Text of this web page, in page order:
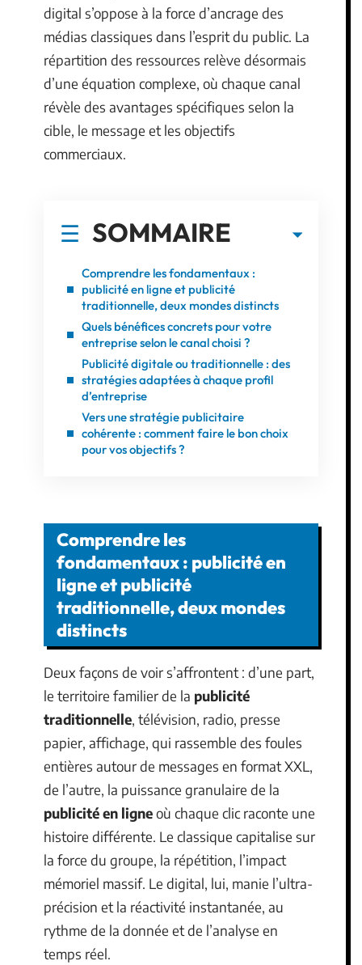
digital s’oppose à la force d’ancrage des
médias classiques dans l’esprit du public. La
répartition des ressources relève désormais
d’une équation complexe, où chaque canal
révèle des avantages spécifiques selon la
cible, le message et les objectifs
commerciaux.
SOMMAIRE
Comprendre les fondamentaux :
publicité en ligne et publicité
traditionnelle, deux mondes distincts
Quels bénéfices concrets pour votre
entreprise selon le canal choisi ?
Publicité digitale ou traditionnelle : des
stratégies adaptées à chaque profil
d’entreprise
Vers une stratégie publicitaire
cohérente : comment faire le bon choix
pour vos objectifs ?
Comprendre les
fondamentaux : publicité en
ligne et publicité
traditionnelle, deux mondes
distincts
Deux façons de voir s’affrontent : d’une part,
le territoire familier de la publicité
traditionnelle, télévision, radio, presse
papier, affichage, qui rassemble des foules
entières autour de messages en format XXL,
de l’autre, la puissance granulaire de la
publicité en ligneoù chaque clic raconte une
histoire différente. Le classique capitalise sur
la force du groupe, la répétition, l’impact
mémoriel massif. Le digital, lui, manie l’ultra-
précision et la réactivité instantanée, au
rythme de la donnée et de l’analyse en
temps réel.